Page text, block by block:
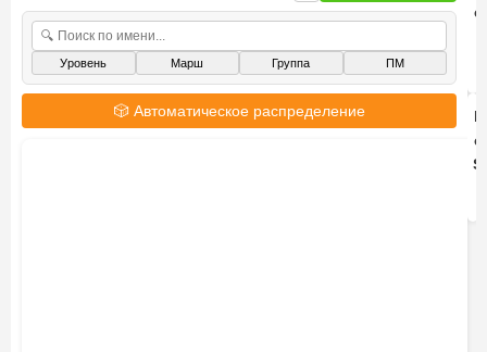
🔄 Проверить новых игроков (XLSX)
Уровень Марш Группа ПМ
🎲 Автоматическое распределение